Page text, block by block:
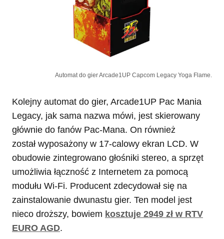
Automat do gier Arcade1UP Capcom Legacy Yoga Flame.
Kolejny automat do gier, Arcade1UP Pac Mania
Legacy, jak sama nazwa mówi, jest skierowany
głównie do fanów Pac-Mana. On również
został wyposażony w 17-calowy ekran LCD. W
obudowie zintegrowano głośniki stereo, a sprzęt
umożliwia łączność z Internetem za pomocą
modułu Wi-Fi. Producent zdecydował się na
zainstalowanie dwunastu gier. Ten model jest
nieco droższy, bowiem kosztuje 2949 zł w RTV
EURO AGD.